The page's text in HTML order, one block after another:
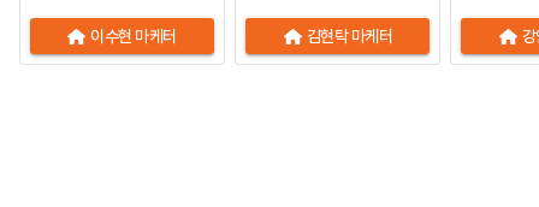
이수현 마케터 김현탁 마케터 강